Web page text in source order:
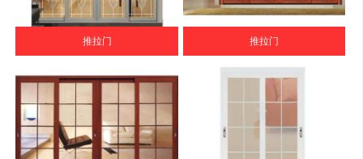
推拉门 推拉门